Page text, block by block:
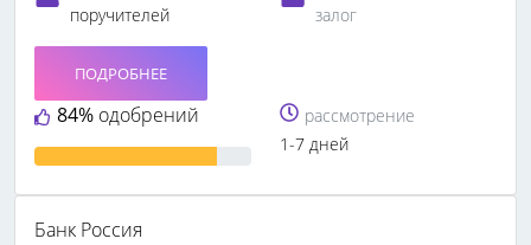
поручителей
залог
84% одобрений
ПОДРОБНЕЕ
рассмотрение
1-7 дней
Банк Россия